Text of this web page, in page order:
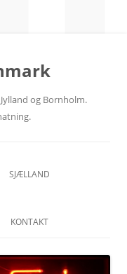
og Bornholm.
SJÆLLAND
NORDSJÆLLAND
MIDTSJÆLLAND
KONTAKT